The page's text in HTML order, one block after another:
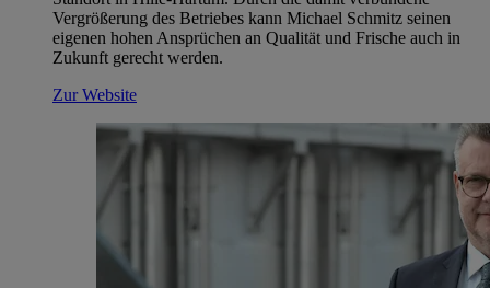
Vergrößerung des Betriebes kann Michael Schmitz seinen
eigenen hohen Ansprüchen an Qualität und Frische auch in
Zukunft gerecht werden.
Zur Website